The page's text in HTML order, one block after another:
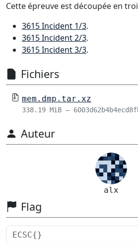
Cette épreuve est découpée en
3615 Incident 1/3.
3615 Incident 2/3.
3615 Incident 3/3.
Fichiers
mem.dmp.tar.xz
338.19 MiB –
Auteur
alx
Flag